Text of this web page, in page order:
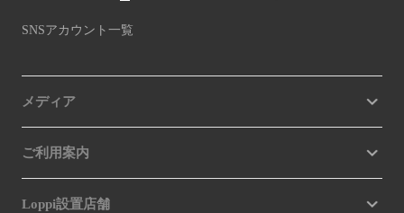
SNSアカウント一覧
メディア
ご利用案内
Loppi設置店舗